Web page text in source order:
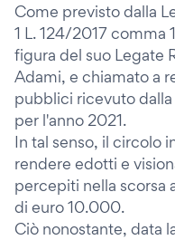
Come previsto dalla
1 L. 124/2017 comma
figura del suo Legate
Adami, e chiamato a
pubblici ricevuto
per l'anno 2021.
In tal senso, il circolo
rendere edotti e
percepiti nella scorsa
di euro 10.000.
Ciò nonostante, data